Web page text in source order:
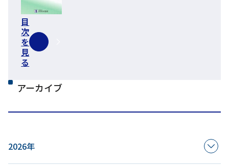
目
次
を
見
る
アーカイブ
2026年